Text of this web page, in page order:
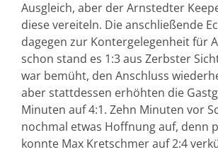
Ausgleich, aber der Arnstedter
diese vereiteln. Die anschließende
dagegen zur Kontergelegenheit für
schon stand es 1:3 aus Zerbster
war bemüht, den Anschluss
aber stattdessen erhöhten die
Minuten auf 4:1. Zehn Minuten vor
nochmal etwas Hoffnung auf, denn
konnte Max Kretschmer auf 2:4